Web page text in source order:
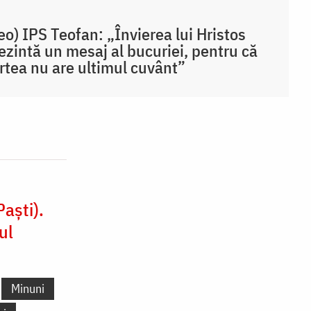
IPS Teofan: „Învierea lui Hristos
un mesaj al bucuriei, pentru că
nu are ultimul cuvânt”
Minuni